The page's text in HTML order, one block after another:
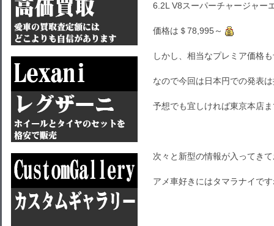
6.2L V8スーパーチャージャー
価格は＄78,995～
しかし、相当なプレミア価格
なので今回は日本円での発表
予想でも宜しければ東京本店
次々と新型の情報が入ってき
アメ車好きにはタマラナイで